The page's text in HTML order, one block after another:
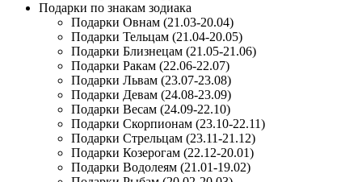
Подарки по знакам зодиака
Подарки Овнам (21.03-20.04)
Подарки Тельцам (21.04-20.05)
Подарки Близнецам (21.05-21.06)
Подарки Ракам (22.06-22.07)
Подарки Львам (23.07-23.08)
Подарки Девам (24.08-23.09)
Подарки Весам (24.09-22.10)
Подарки Скорпионам (23.10-22.11)
Подарки Стрельцам (23.11-21.12)
Подарки Козерогам (22.12-20.01)
Подарки Водолеям (21.01-19.02)